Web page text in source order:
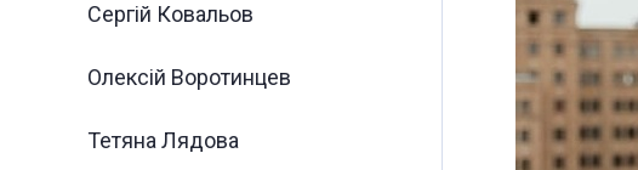
Сергій Ковальов
Олексій Воротинцев
Тетяна Лядова